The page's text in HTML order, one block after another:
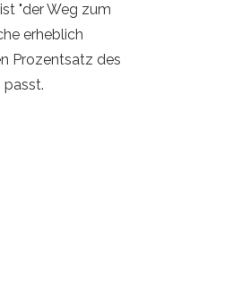
"der Weg zum
erheblich
Prozentsatz des
passt.